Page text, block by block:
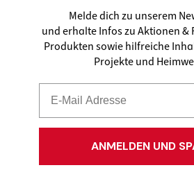
Melde dich zu unserem
und erhalte Infos zu Aktionen &
Produkten sowie hilfreiche
Projekte und
ANMELDEN UND